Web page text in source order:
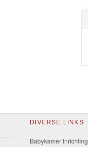
DIVERSE LINKS
Babykamer Inrichting